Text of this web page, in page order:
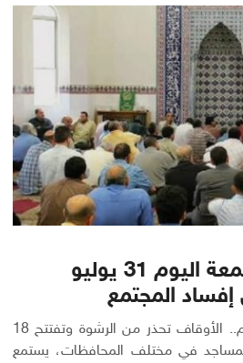
موضوع خطبة الجمعة اليوم 31 يوليو
إفساد المجتمع
موضوع خطبة الجمعة اليوم.. الأوقاف تحذر من الرشوة وتفتتح 18
في مختلف المحافظات، يستمع